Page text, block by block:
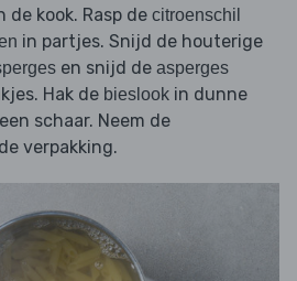
kook. Rasp de citroenschil
in partjes. Snijd de houterige
en snijd de asperges
Hak de bieslook in dunne
schaar. Neem de
verpakking.